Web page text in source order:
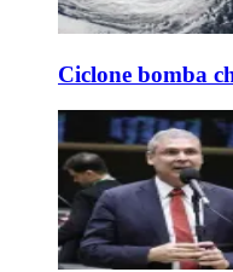
Ciclone bomba